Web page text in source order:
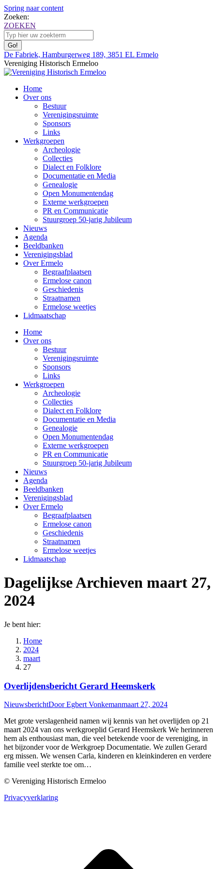
Spring naar content
Zoeken:
ZOEKEN
De Fabriek, Hamburgerweg 189, 3851 EL Ermelo
Vereniging Historisch Ermeloo
Home
Over ons
Bestuur
Verenigingsruimte
Sponsors
Links
Werkgroepen
Archeologie
Collecties
Dialect en Folklore
Documentatie en Media
Genealogie
Open Monumentendag
Externe werkgroepen
PR en Communicatie
Stuurgroep 50-jarig Jubileum
Nieuws
Agenda
Beeldbanken
Verenigingsblad
Over Ermelo
Begraafplaatsen
Ermelose canon
Geschiedenis
Straatnamen
Ermelose weetjes
Lidmaatschap
Home
Over ons
Bestuur
Verenigingsruimte
Sponsors
Links
Werkgroepen
Archeologie
Collecties
Dialect en Folklore
Documentatie en Media
Genealogie
Open Monumentendag
Externe werkgroepen
PR en Communicatie
Stuurgroep 50-jarig Jubileum
Nieuws
Agenda
Beeldbanken
Verenigingsblad
Over Ermelo
Begraafplaatsen
Ermelose canon
Geschiedenis
Straatnamen
Ermelose weetjes
Lidmaatschap
Dagelijkse Archieven maart 27,
2024
Je bent hier:
Home
2024
maart
27
Overlijdensbericht Gerard Heemskerk
NieuwsberichtDoorEgbert Vonkemanmaart 27, 2024
Met grote verslagenheid namen wij kennis van het overlijden op 21
maart 2024 van ons werkgroeplid Gerard Heemskerk We herinneren
hem als enthousiast man, die veel betekende voor de vereniging, in
het bijzonder voor de Werkgroep Documentatie. We zullen Gerard
erg missen. We wensen Carla, kinderen en kleinkinderen en verdere
familie veel sterkte toe om…
© Vereniging Historisch Ermeloo
Privacyverklaring